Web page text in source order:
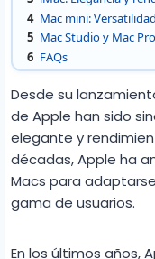
4 Mac mini:
5 Mac Studio y Mac
6 FAQs
Desde su
de Apple han sido
elegante y
décadas, Apple ha
Macs para
gama de usuarios.
En los últimos años,